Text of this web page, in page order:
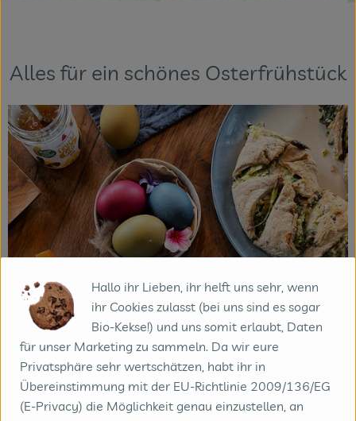
Alles für ein schönes Osterfrühstück
Hallo ihr Lieben, ihr helft uns sehr, wenn
ihr Cookies zulasst (bei uns sind es sogar
Bio-Kekse!) und uns somit erlaubt, Daten
für unser Marketing zu sammeln. Da wir eure
Privatsphäre sehr wertschätzen, habt ihr in
Übereinstimmung mit der EU-Richtlinie 2009/136/EG
(E-Privacy) die Möglichkeit genau einzustellen, an